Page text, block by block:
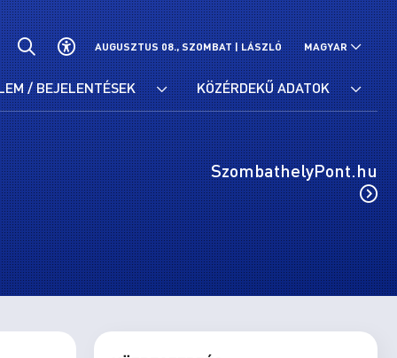
AUGUSZTUS 08., SZOMBAT |LÁSZLÓ MAGYAR
/ BEJELENTÉSEK KÖZÉRDEKŰ ADATOK
SzombathelyPont.hu